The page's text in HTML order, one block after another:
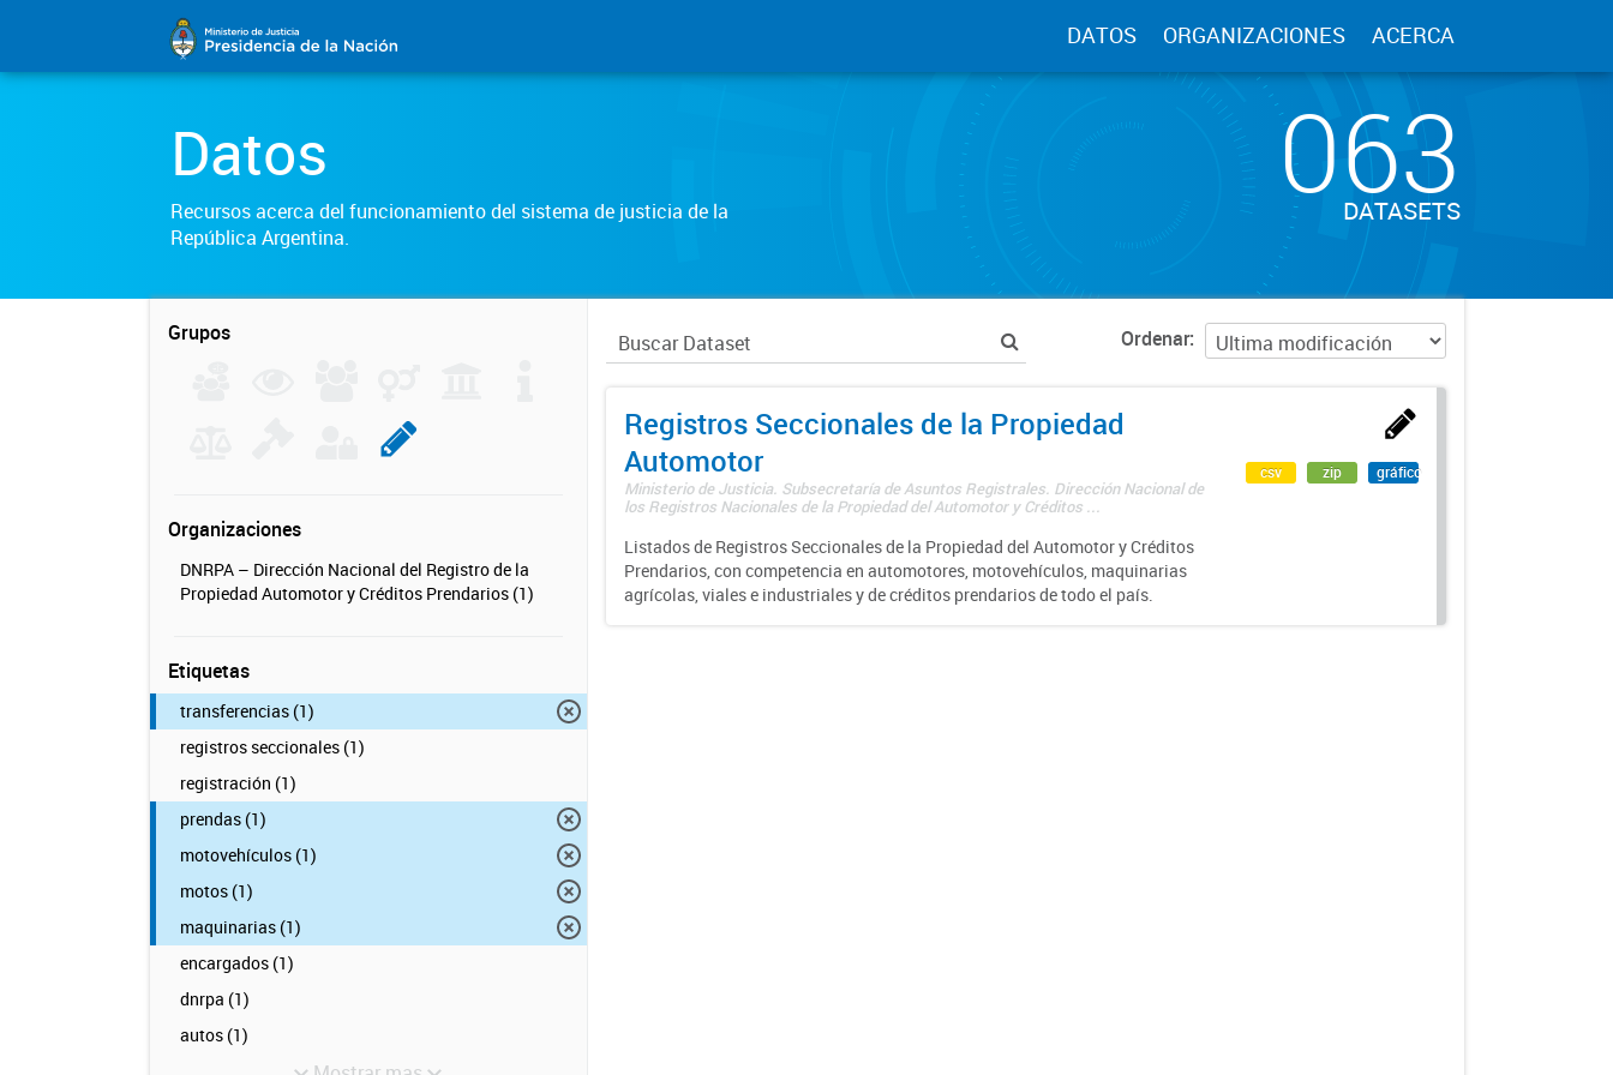
DATOS ORGANIZACIONES ACERCA
Datos
Recursos acerca del funcionamiento del sistema de justicia de la
República Argentina.
063
DATASETS
Grupos
Organizaciones
DNRPA – Dirección Nacional del Registro de la
Propiedad Automotor y Créditos Prendarios (1)
Etiquetas
transferencias (1)
registros seccionales (1)
registración (1)
prendas (1)
motovehículos (1)
motos (1)
maquinarias (1)
encargados (1)
dnrpa (1)
autos (1)
Ordenar
Registros Seccionales de la Propiedad
Automotor
Ministerio de Justicia. Subsecretaría de Asuntos Registrales. Dirección Nacional de
los Registros Nacionales de la Propiedad del Automotor y Créditos ...
Listados de Registros Seccionales de la Propiedad del Automotor y Créditos
Prendarios, con competencia en automotores, motovehículos, maquinarias
agrícolas, viales e industriales y de créditos prendarios de todo el país.
csv zip gráfico